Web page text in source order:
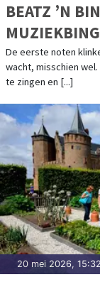
BEATZ ’N
EN
De eerste noten
wacht, misschien
te zingen en [...]
20 mei 2026,